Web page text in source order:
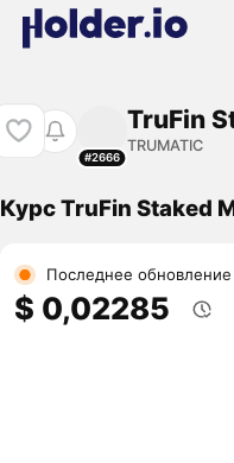
#2666
TruFin
TRUMATIC
Курс TruFin Staked
Последнее
$ 0,02285